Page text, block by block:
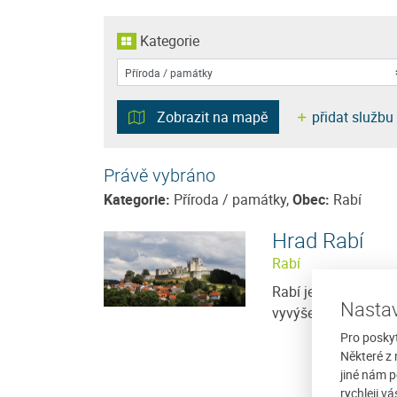
Pro
Některé
jiné nám
rychleji
Kategorie
Zobrazit na mapě přidat službu
Právě vybráno
Kategorie: Příroda / památky,Obec: Rabí
Hrad Rabí
Rabí
Rabí je zřícenina
vyvýšeném ostrohu
do klidného
národního
Tábor Javorníček
Táborová základna s 15 chatkami pro 4
osoby zve malé i velké táborníky,
mají rádi přírodu. I dospěláci se
dětských...
Cena: 600 Kč za pokoj / noc